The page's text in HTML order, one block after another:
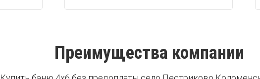
Преимущества компании